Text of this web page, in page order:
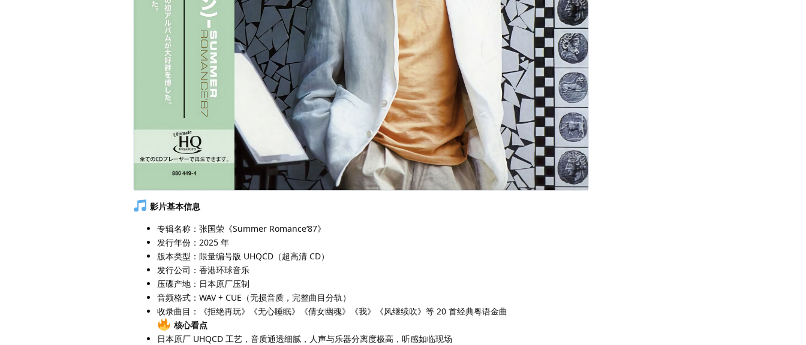
影片基本信息
专辑名称：张国荣《Summer Romance‘87》
发行年份：2025 年
版本类型：限量编号版 UHQCD（超高清 CD）
发行公司：香港环球音乐
压碟产地：日本原厂压制
音频格式：WAV + CUE（无损音质，完整曲目分轨）
收录曲目：《拒绝再玩》《无心睡眠》《倩女幽魂》《我》《风继续吹》等 20 首经典粤语金曲
核心看点
日本原厂 UHQCD 工艺，音质通透细腻，人声与乐器分离度极高，听感如临现场